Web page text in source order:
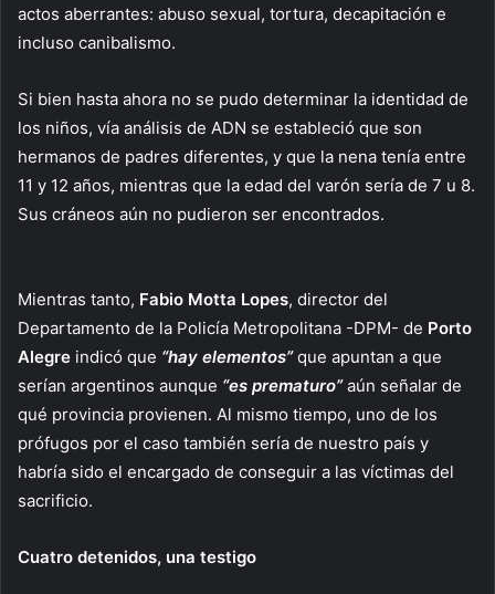
actos aberrantes: abuso sexual, tortura, decapitación e
incluso canibalismo.
Si bien hasta ahora no se pudo determinar la identidad de
los niños, vía análisis de ADN se estableció que son
hermanos de padres diferentes, y que la nena tenía entre
11 y 12 años, mientras que la edad del varón sería de 7 u 8.
Sus cráneos aún no pudieron ser encontrados.
Mientras tanto, Fabio Motta Lopes, director del
Departamento de la Policía Metropolitana -DPM- de Porto
Alegre indicó que “hay elementos”que apuntan a que
serían argentinos aunque “es prematuro” aún señalar de
qué provincia provienen. Al mismo tiempo, uno de los
prófugos por el caso también sería de nuestro país y
habría sido el encargado de conseguir a las víctimas del
sacrificio.
Cuatro detenidos, una testigo